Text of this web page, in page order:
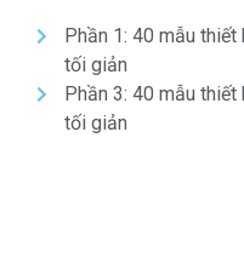
Phần 1: 40 mẫu
tối giản
Phần 3: 40 mẫu
tối giản